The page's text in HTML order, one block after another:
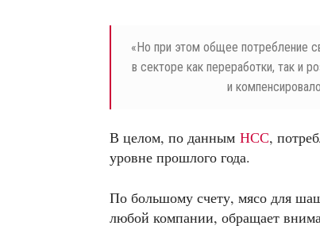
«Но при этом общее потребление
в секторе как переработки, так и
и
В целом, по данным НСС,
уровне прошлого года.
По большому счету, мясо для
любой компании, обращает